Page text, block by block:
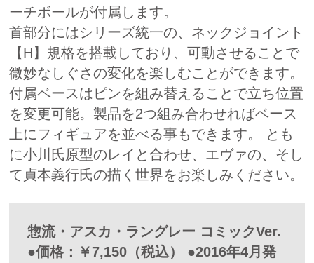
ーチボールが付属します。
首部分にはシリーズ統一の、ネックジョイント
【H】規格を搭載しており、可動させることで
微妙なしぐさの変化を楽しむことができます。
付属ベースはピンを組み替えることで立ち位置
を変更可能。製品を2つ組み合わせればベース
上にフィギュアを並べる事もできます。 とも
に小川氏原型のレイと合わせ、エヴァの、そし
て貞本義行氏の描く世界をお楽しみください。
惣流・アスカ・ラングレー コミックVer.
●価格：￥7,150（税込） ●2016年4月発